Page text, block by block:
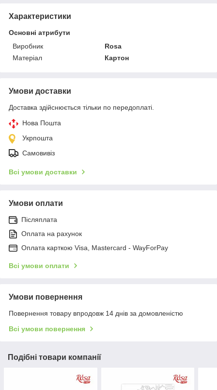
Характеристики
Основні атрибути
Виробник
Rosa
Матеріал
Картон
Умови доставки
Доставка здійснюється тільки по передоплаті.
Нова Пошта
Укрпошта
Самовивіз
Всі умови доставки
Умови оплати
Післяплата
Оплата на рахунок
Оплата карткою Visa, Mastercard - WayForPay
Всі умови оплати
Умови повернення
Повернення товару впродовж 14 днів за домовленістю
Всі умови повернення
Подібні товари компанії